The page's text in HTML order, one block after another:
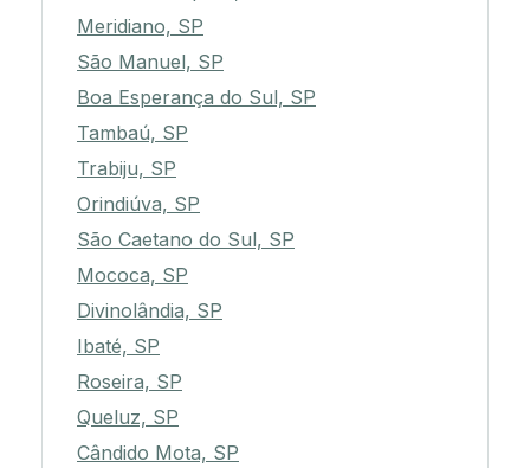
Meridiano, SP
São Manuel, SP
Boa Esperança do Sul, SP
Tambaú, SP
Trabiju, SP
Orindiúva, SP
São Caetano do Sul, SP
Mococa, SP
Divinolândia, SP
Ibaté, SP
Roseira, SP
Queluz, SP
Cândido Mota, SP